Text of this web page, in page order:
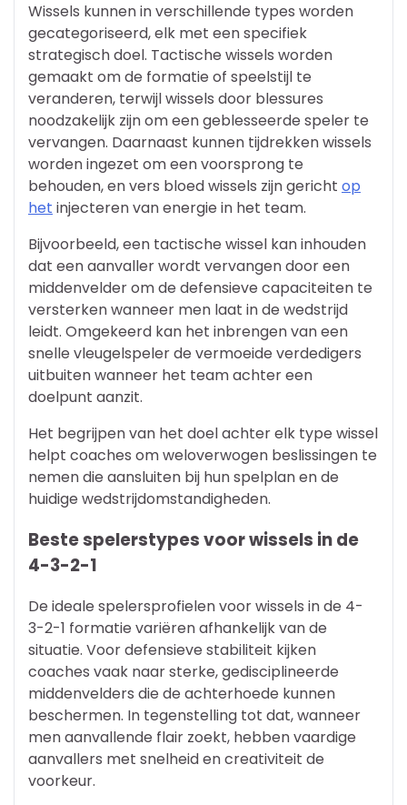
Wissels kunnen in verschillende types worden
gecategoriseerd, elk met een specifiek
strategisch doel. Tactische wissels worden
gemaakt om de formatie of speelstijl te
veranderen, terwijl wissels door blessures
noodzakelijk zijn om een geblesseerde speler te
vervangen. Daarnaast kunnen tijdrekken wissels
worden ingezet om een voorsprong te
behouden, en vers bloed wissels zijn gericht op
het injecteren van energie in het team.
Bijvoorbeeld, een tactische wissel kan inhouden
dat een aanvaller wordt vervangen door een
middenvelder om de defensieve capaciteiten te
versterken wanneer men laat in de wedstrijd
leidt. Omgekeerd kan het inbrengen van een
snelle vleugelspeler de vermoeide verdedigers
uitbuiten wanneer het team achter een
doelpunt aanzit.
Het begrijpen van het doel achter elk type wissel
helpt coaches om weloverwogen beslissingen te
nemen die aansluiten bij hun spelplan en de
huidige wedstrijdomstandigheden.
Beste spelerstypes voor wissels in de
4-3-2-1
De ideale spelersprofielen voor wissels in de 4-
3-2-1 formatie variëren afhankelijk van de
situatie. Voor defensieve stabiliteit kijken
coaches vaak naar sterke, gedisciplineerde
middenvelders die de achterhoede kunnen
beschermen. In tegenstelling tot dat, wanneer
men aanvallende flair zoekt, hebben vaardige
aanvallers met snelheid en creativiteit de
voorkeur.